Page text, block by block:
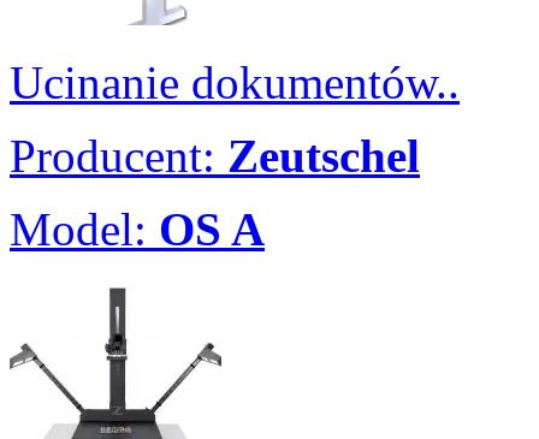
Ucinanie dokumentów..
Producent: Zeutschel
Model: OS A